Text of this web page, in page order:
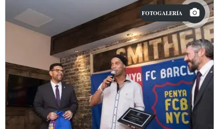
FOTOGALERÍA